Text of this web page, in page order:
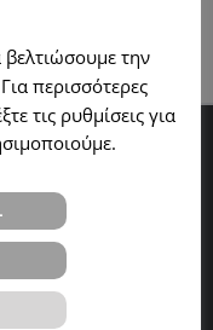
την
περισσότερες
τις ρυθμίσεις για